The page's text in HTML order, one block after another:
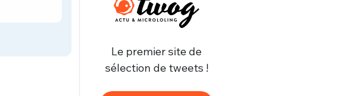
Le premier site de
sélection de tweets !